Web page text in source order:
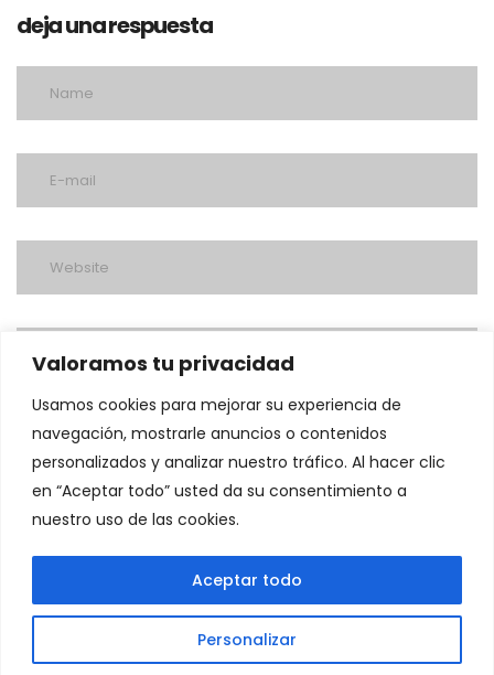
Valoramos tu privacidad
Usamos cookies para mejorar su experiencia de
navegación, mostrarle anuncios o contenidos
personalizados y analizar nuestro tráfico. Al hacer clic
en “Aceptar todo” usted da su consentimiento a
nuestro uso de las cookies.
Personalizar
Aceptar todo
deja una respuesta
post a comment